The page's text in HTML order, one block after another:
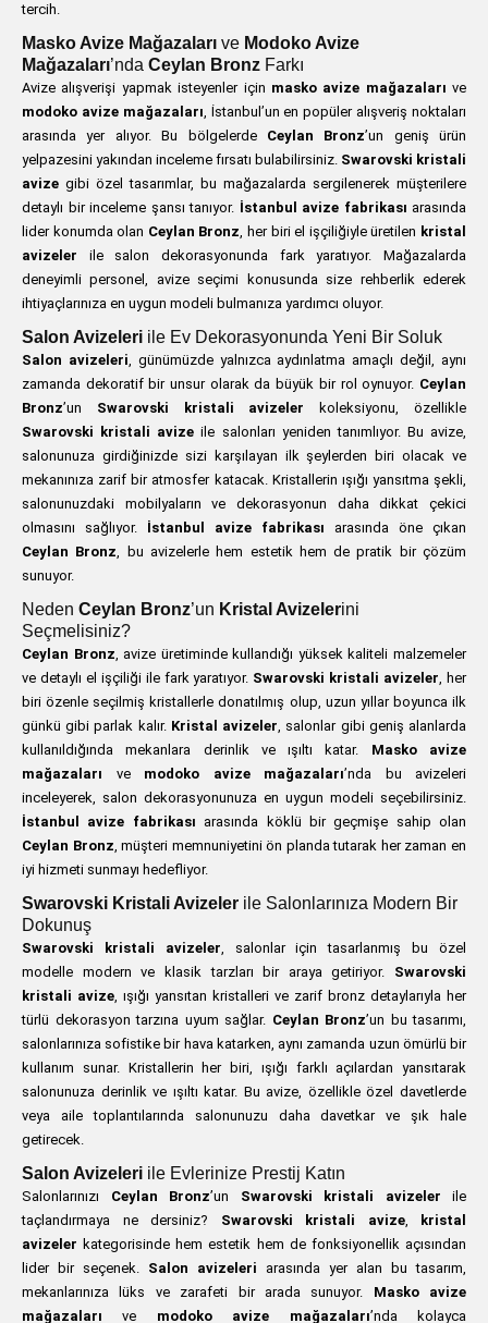
tercih.
Masko Avize Mağazaları ve Modoko Avize
Mağazaları’nda Ceylan Bronz Farkı
Avize alışverişi yapmak isteyenler için masko avize mağazaları ve
modoko avize mağazaları, İstanbul’un en popüler alışveriş noktaları
arasında yer alıyor. Bu bölgelerde Ceylan Bronz’un geniş ürün
yelpazesini yakından inceleme fırsatı bulabilirsiniz. Swarovski kristali
avize gibi özel tasarımlar, bu mağazalarda sergilenerek müşterilere
detaylı bir inceleme şansı tanıyor. İstanbul avize fabrikası arasında
lider konumda olan Ceylan Bronz, her biri el işçiliğiyle üretilen kristal
avizeler ile salon dekorasyonunda fark yaratıyor. Mağazalarda
deneyimli personel, avize seçimi konusunda size rehberlik ederek
ihtiyaçlarınıza en uygun modeli bulmanıza yardımcı oluyor.
Salon Avizeleri ile Ev Dekorasyonunda Yeni Bir Soluk
Salon avizeleri, günümüzde yalnızca aydınlatma amaçlı değil, aynı
zamanda dekoratif bir unsur olarak da büyük bir rol oynuyor. Ceylan
Bronz’un Swarovski kristali avizeler koleksiyonu, özellikle
Swarovski kristali avize ile salonları yeniden tanımlıyor. Bu avize,
salonunuza girdiğinizde sizi karşılayan ilk şeylerden biri olacak ve
mekanınıza zarif bir atmosfer katacak. Kristallerin ışığı yansıtma şekli,
salonunuzdaki mobilyaların ve dekorasyonun daha dikkat çekici
olmasını sağlıyor. İstanbul avize fabrikası arasında öne çıkan
Ceylan Bronz, bu avizelerle hem estetik hem de pratik bir çözüm
sunuyor.
Neden Ceylan Bronz’un Kristal Avizelerini
Seçmelisiniz?
Ceylan Bronz, avize üretiminde kullandığı yüksek kaliteli malzemeler
ve detaylı el işçiliği ile fark yaratıyor. Swarovski kristali avizeler, her
biri özenle seçilmiş kristallerle donatılmış olup, uzun yıllar boyunca ilk
günkü gibi parlak kalır. Kristal avizeler, salonlar gibi geniş alanlarda
kullanıldığında mekanlara derinlik ve ışıltı katar. Masko avize
mağazaları ve modoko avize mağazaları’nda bu avizeleri
inceleyerek, salon dekorasyonunuza en uygun modeli seçebilirsiniz.
İstanbul avize fabrikası arasında köklü bir geçmişe sahip olan
Ceylan Bronz, müşteri memnuniyetini ön planda tutarak her zaman en
iyi hizmeti sunmayı hedefliyor.
Swarovski Kristali Avizeler ile Salonlarınıza Modern Bir
Dokunuş
Swarovski kristali avizeler, salonlar için tasarlanmış bu özel
modelle modern ve klasik tarzları bir araya getiriyor. Swarovski
kristali avize, ışığı yansıtan kristalleri ve zarif bronz detaylarıyla her
türlü dekorasyon tarzına uyum sağlar. Ceylan Bronz’un bu tasarımı,
salonlarınıza sofistike bir hava katarken, aynı zamanda uzun ömürlü bir
kullanım sunar. Kristallerin her biri, ışığı farklı açılardan yansıtarak
salonunuza derinlik ve ışıltı katar. Bu avize, özellikle özel davetlerde
veya aile toplantılarında salonunuzu daha davetkar ve şık hale
getirecek.
Salon Avizeleri ile Evlerinize Prestij Katın
Salonlarınızı Ceylan Bronz’un Swarovski kristali avizeler ile
taçlandırmaya ne dersiniz? Swarovski kristali avize,
kristal
avizeler kategorisinde hem estetik hem de fonksiyonellik açısından
lider bir seçenek. Salon avizeleri arasında yer alan bu tasarım,
mekanlarınıza lüks ve zarafeti bir arada sunuyor. Masko avize
mağazaları ve modoko avize mağazaları’nda kolayca